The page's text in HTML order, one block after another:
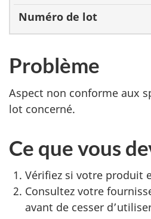
Problème
Aspect non conforme aux
lot concerné.
Ce que vous
Vérifiez si votre produit
Consultez votre
avant de cesser